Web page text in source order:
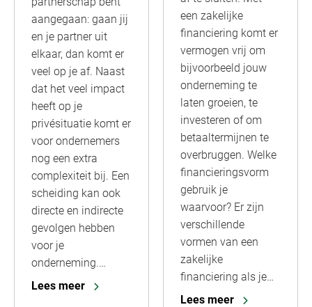
aangegaan: gaan jij
en je partner uit
elkaar, dan komt er
veel op je af. Naast
dat het veel impact
heeft op je
privésituatie komt er
voor ondernemers
nog een extra
complexiteit bij. Een
scheiding kan ook
directe en indirecte
gevolgen hebben
voor je
onderneming.…
Lees meer
een zakelijke
financiering komt er
vermogen vrij om
bijvoorbeeld jouw
onderneming te
laten groeien, te
investeren of om
betaaltermijnen te
overbruggen. Welke
financieringsvorm
gebruik je
waarvoor? Er zijn
verschillende
vormen van een
zakelijke
financiering als je…
Lees meer